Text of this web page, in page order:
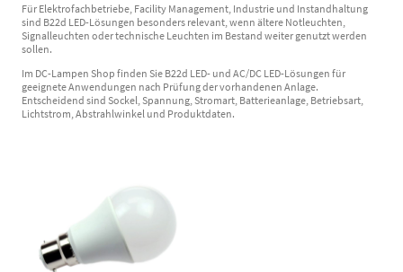
Für Elektrofachbetriebe, Facility Management, Industrie und Instandhaltung
sind B22d LED-Lösungen besonders relevant, wenn ältere Notleuchten,
Signalleuchten oder technische Leuchten im Bestand weiter genutzt werden
sollen.
Im DC-Lampen Shop finden Sie B22d LED- und AC/DC LED-Lösungen für
geeignete Anwendungen nach Prüfung der vorhandenen Anlage.
Entscheidend sind Sockel, Spannung, Stromart, Batterieanlage, Betriebsart,
Lichtstrom, Abstrahlwinkel und Produktdaten.